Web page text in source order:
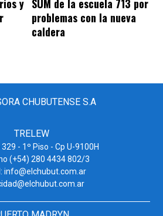
y SUM de la escuela 713 por
problemas con la nueva
caldera
CHUBUTENSE S.A
TRELEW
- 1º Piso - Cp U-9100H
(+54) 280 4434 802/3
info@elchubut.com.ar